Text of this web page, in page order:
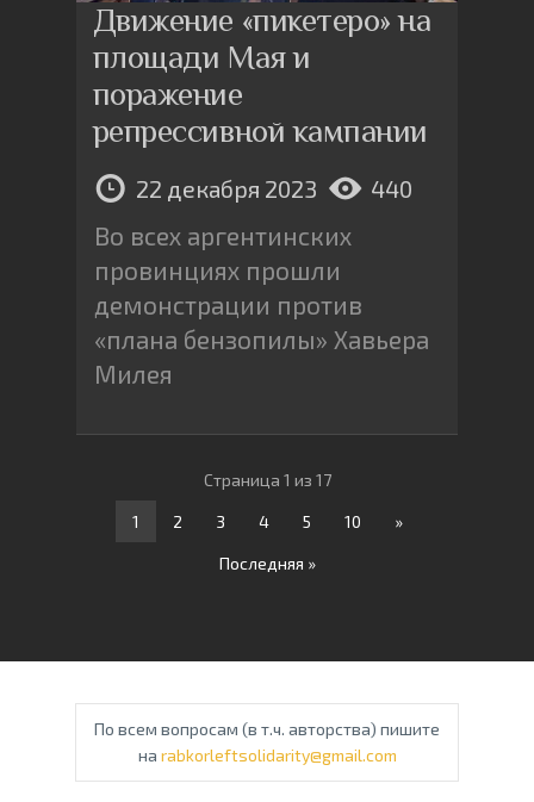
Движение «пикетеро» на
площади Мая и
поражение
репрессивной кампании
22 декабря 2023 440
Во всех аргентинских
провинциях прошли
демонстрации против
«плана бензопилы» Хавьера
Милея
Страница 1 из 17
1 2 3 4 5 10 »
Последняя »
По всем вопросам (в т.ч. авторства) пишите
на rabkorleftsolidarity@gmail.com